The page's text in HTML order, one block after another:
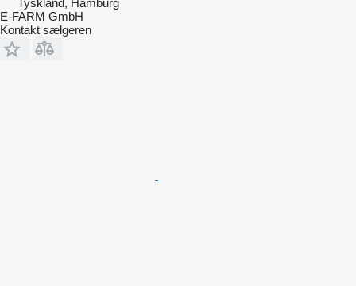
Tyskland, Hamburg
E-FARM GmbH
Kontakt sælgeren